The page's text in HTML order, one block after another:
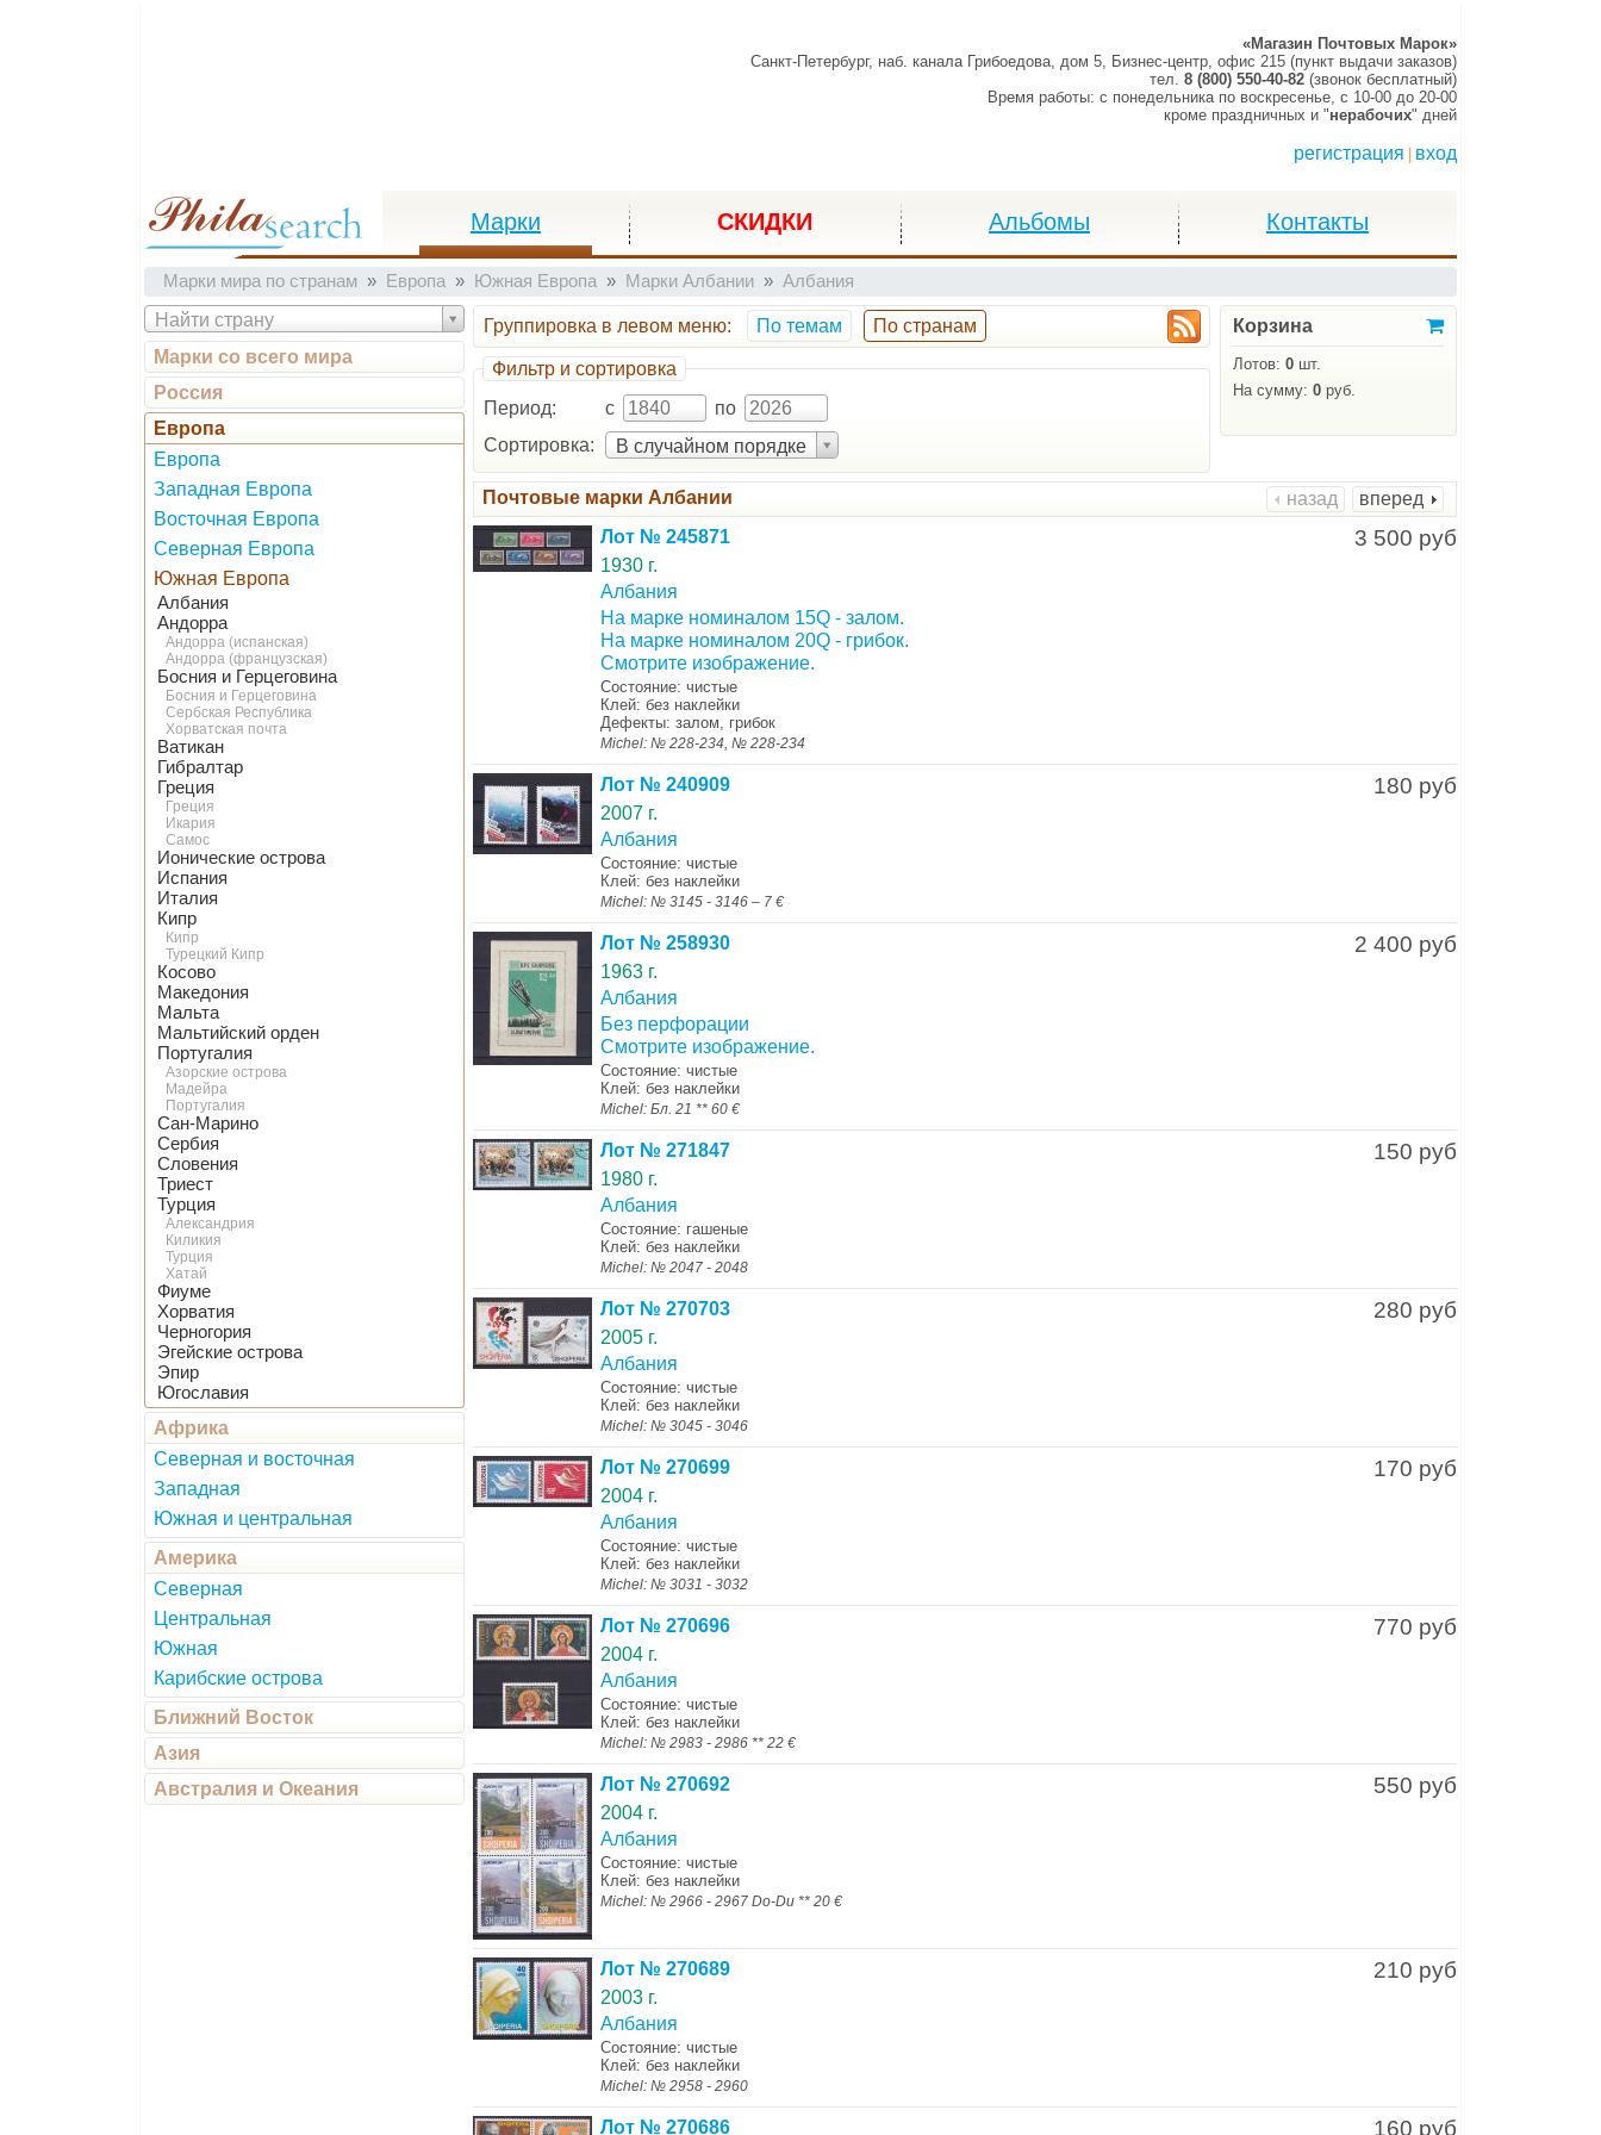
«Магазин Почтовых Марок»
Санкт-Петербург, наб. канала Грибоедова, дом 5, Бизнес-центр, офис 215 (пункт выдачи заказов)
тел. 8 (800) 550-40-82 (звонок бесплатный)
Время работы: c понедельника по воскресенье, c 10-00 до 20-00
кроме праздничных и "нерабочих" дней
регистрация вход
Марки СКИДКИ Альбомы Контакты
Марки мира по странам Европа Южная Европа Марки Албании Албания
Найти страну
Марки со всего мира
Россия
Европа
Европа
Западная Европа
Восточная Европа
Северная Европа
Южная Европа
Албания
Андорра
Андорра (испанская)
Андорра (французская)
Босния и Герцеговина
Босния и Герцеговина
Сербская Республика
Хорватская почта
Ватикан
Гибралтар
Греция
Греция
Икария
Самос
Ионические острова
Испания
Италия
Кипр
Кипр
Турецкий Кипр
Косово
Македония
Мальта
Мальтийский орден
Португалия
Азорские острова
Мадейра
Португалия
Сан-Марино
Сербия
Словения
Триест
Турция
Александрия
Киликия
Турция
Хатай
Фиуме
Хорватия
Черногория
Эгейские острова
Эпир
Югославия
Африка
Северная и восточная
Западная
Южная и центральная
Америка
Северная
Центральная
Южная
Карибские острова
Ближний Восток
Азия
Австралия и Океания
Корзина
Лотов:0 шт.
На сумму:0 руб.
Группировка в левом меню: По темам По странам
Фильтр и сортировка
Период:
с
по
Сортировка:
В случайном порядке
назад вперед
Почтовые марки Албании
3 500 руб
Лот № 245871
1930 г.
Албания
На марке номиналом 15Q - залом.
На марке номиналом 20Q - грибок.
Смотрите изображение.
Состояние: чистые
Клей: без наклейки
Дефекты: залом, грибок
Michel: № 228-234, № 228-234
180 руб
Лот № 240909
2007 г.
Албания
Состояние: чистые
Клей: без наклейки
Michel: № 3145 - 3146 – 7 €
2 400 руб
Лот № 258930
1963 г.
Албания
Без перфорации
Смотрите изображение.
Состояние: чистые
Клей: без наклейки
Michel: Бл. 21 ** 60 €
150 руб
Лот № 271847
1980 г.
Албания
Состояние: гашеные
Клей: без наклейки
Michel: № 2047 - 2048
280 руб
Лот № 270703
2005 г.
Албания
Состояние: чистые
Клей: без наклейки
Michel: № 3045 - 3046
170 руб
Лот № 270699
2004 г.
Албания
Состояние: чистые
Клей: без наклейки
Michel: № 3031 - 3032
770 руб
Лот № 270696
2004 г.
Албания
Состояние: чистые
Клей: без наклейки
Michel: № 2983 - 2986 ** 22 €
550 руб
Лот № 270692
2004 г.
Албания
Состояние: чистые
Клей: без наклейки
Michel: № 2966 - 2967 Do-Du ** 20 €
210 руб
Лот № 270689
2003 г.
Албания
Состояние: чистые
Клей: без наклейки
Michel: № 2958 - 2960
160 руб
Лот № 270686